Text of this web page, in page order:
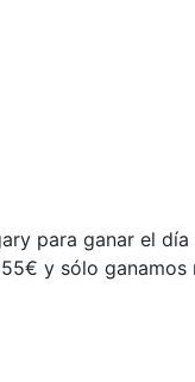
para ganar el
y sólo ganamos